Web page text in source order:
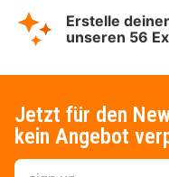
Erstelle
unseren 56
Jetzt für den
kein Angebot